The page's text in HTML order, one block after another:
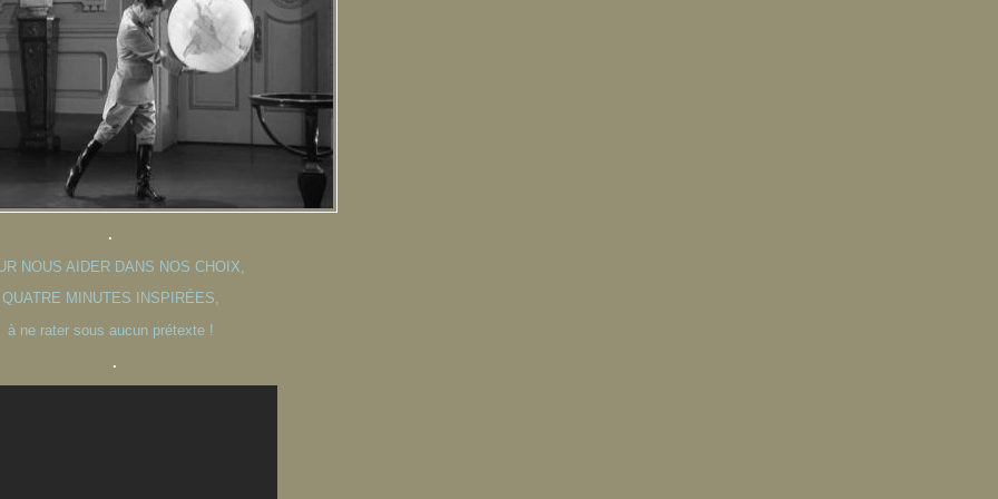
.
NOUS AIDER DANS NOS CHOIX,
QUATRE MINUTES INSPIRÉES,
à ne rater sous aucun prétexte !
.